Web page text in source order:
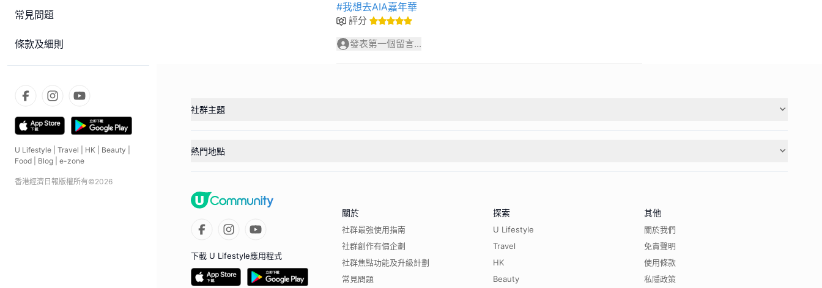
常見問題
條款及細則
U Lifestyle Travel HK Beauty
Food
Blog e-zone
香港經濟日報版權所有©2026
#我想去AIA嘉年華
評分
發表第一個留言...
社群主題
熱門地點
下載 U Lifestyle應用程式
關於
社群最強使用指南
社群創作有價企劃
社群焦點功能及升級計劃
常見問題
探索
U Lifestyle
Travel
HK
Beauty
其他
關於我們
免責聲明
使用條款
私隱政策